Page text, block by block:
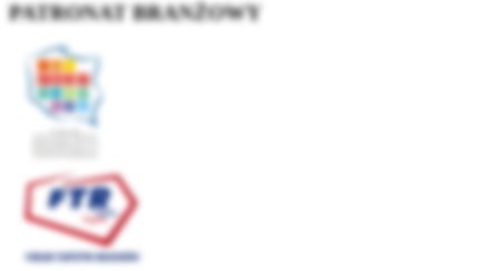
PATRONAT BRANŻOWY